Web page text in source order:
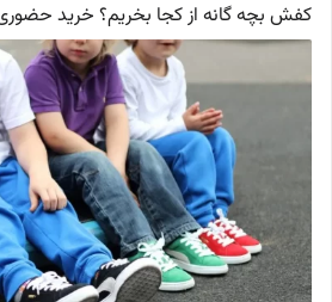
کفش بچه گانه از کجا بخریم؟ خرید